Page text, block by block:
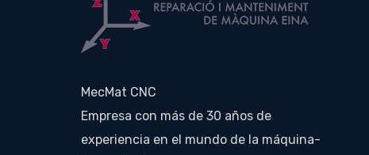
MecMat CNC
Empresa con más de 30 años de
experiencia en el mundo de la máquina-